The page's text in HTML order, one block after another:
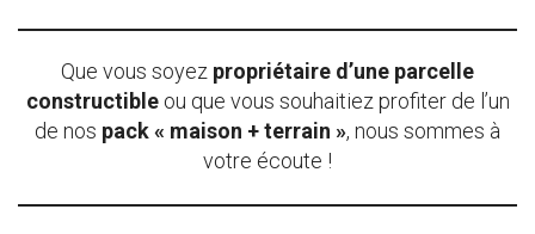
Que vous soyez propriétaire d’une parcelle
constructibleou que vous souhaitiez profiter de l’un
de nos pack « maison + terrain », nous sommes à
votre écoute !